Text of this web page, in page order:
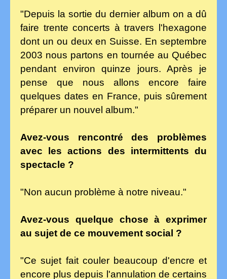
"Depuis la sortie du dernier album on a dû
faire trente concerts à travers l'hexagone
dont un ou deux en Suisse. En septembre
2003 nous partons en tournée au Québec
pendant environ quinze jours. Après je
pense que nous allons encore faire
quelques dates en France, puis sûrement
préparer un nouvel album."
Avez-vous rencontré des problèmes
avec les actions des intermittents du
spectacle ?
"Non aucun problème à notre niveau."
Avez-vous quelque chose à exprimer
au sujet de ce mouvement social ?
"Ce sujet fait couler beaucoup d'encre et
encore plus depuis l'annulation de certains